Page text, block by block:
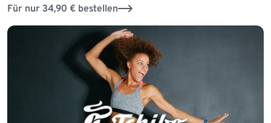
Für nur 34,90 € bestellen